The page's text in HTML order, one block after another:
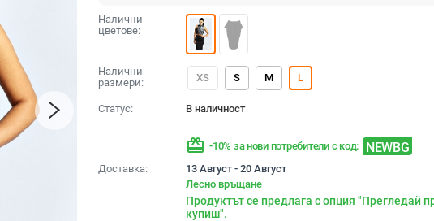
Налични
цветове:
Налични
размери:
XS S M L
Статус: В наличност
redeem -10% за нови потребители с код: NEWBG
Доставка:
13 Август - 20 Август
Лесно връщане
Продуктът се предлага с опция "Прегледай
купиш".